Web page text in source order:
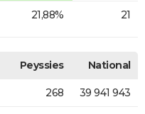
21,88% 21
Peyssies National
268 39 941 943